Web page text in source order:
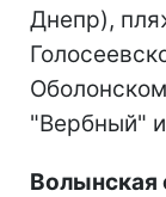
Днепр),
"Вербный"
Волынская